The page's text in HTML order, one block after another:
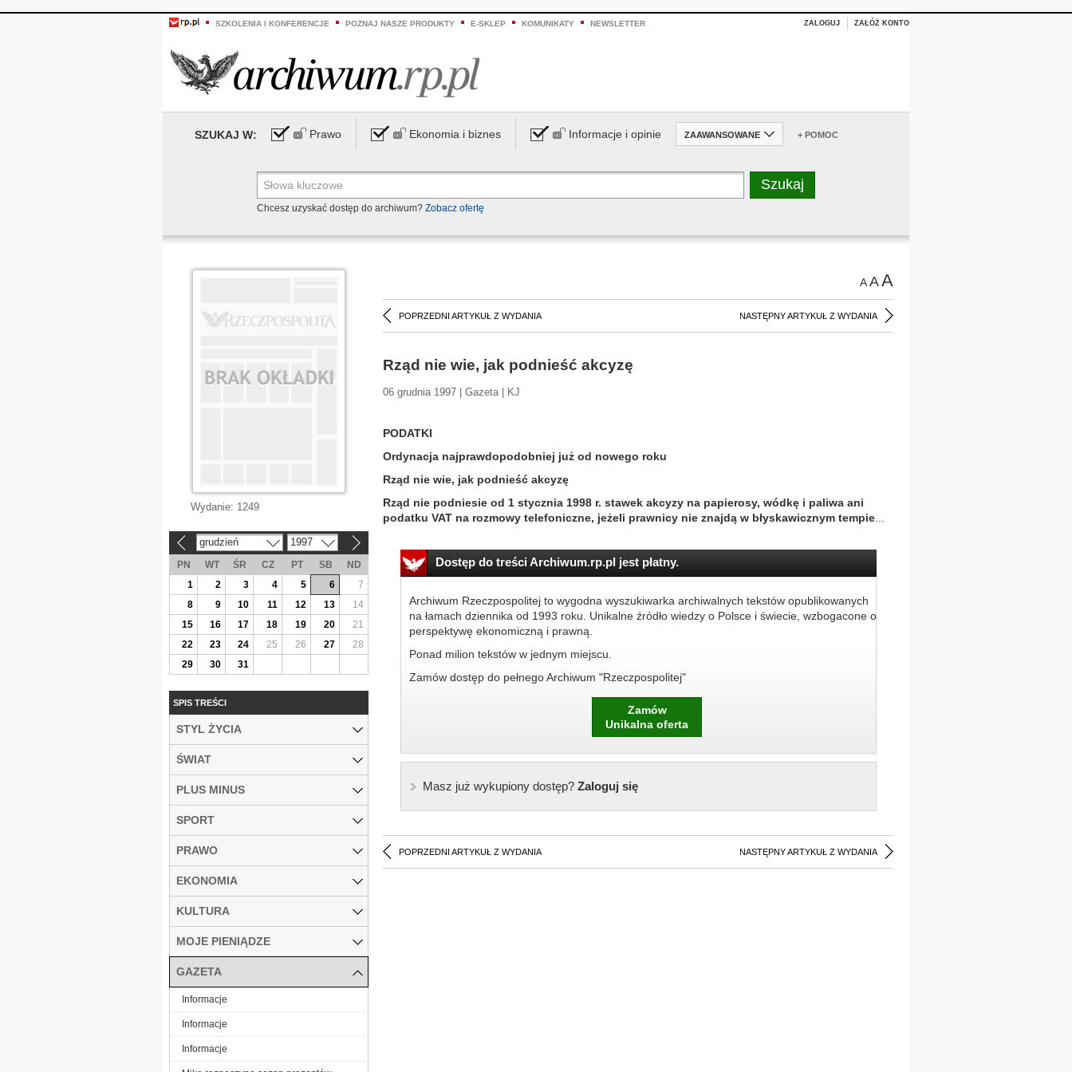
SZKOLENIA I KONFERENCJE POZNAJ NASZE PRODUKTY E-SKLEP KOMUNIKATY NEWSLETTER ZALOGUJ ZAŁÓŻ KONTO
SZUKAJ W: Prawo Ekonomia i biznes Informacje i opinie ZAAWANSOWANE + POMOC
Chcesz uzyskać dostęp do archiwum? Zobacz ofertę
AAA
POPRZEDNI ARTYKUŁ Z WYDANIA NASTĘPNY ARTYKUŁ Z WYDANIA
Rząd nie wie, jak podnieść akcyzę
06 grudnia 1997 | Gazeta | KJ
PODATKI
Ordynacja najprawdopodobniej już od nowego roku
Rząd nie wie, jak podnieść akcyzę
Rząd nie podniesie od 1 stycznia 1998 r. stawek akcyzy na papierosy, wódkę i paliwa ani
podatku VAT na rozmowy telefoniczne, jeżeli prawnicy nie znajdą w błyskawicznym tempie
Dostęp do treści Archiwum.rp.pl jest płatny.
Archiwum Rzeczpospolitej to wygodna wyszukiwarka archiwalnych tekstów opublikowanych
na łamach dziennika od 1993 roku. Unikalne źródło wiedzy o Polsce i świecie, wzbogacone o
perspektywę ekonomiczną i prawną.
Ponad milion tekstów w jednym miejscu.
Zamów dostęp do pełnego Archiwum "Rzeczpospolitej"
Zamów
Unikalna oferta
Masz już wykupiony dostęp?Zaloguj się
POPRZEDNI ARTYKUŁ Z WYDANIA NASTĘPNY ARTYKUŁ Z WYDANIA
Wydanie: 1249
grudzień 1997
PN WT ŚR CZ PT SB
ND
1
2 3 4 5 6
7
8
9 10 11 12 13
14
15
16 17 18 19 20
21
22
23 24 25 26 27
28
29
30 31
SPIS TREŚCI
STYL ŻYCIA
ŚWIAT
PLUS MINUS
SPORT
PRAWO
EKONOMIA
KULTURA
MOJE PIENIĄDZE
GAZETA
Informacje
Informacje
Informacje